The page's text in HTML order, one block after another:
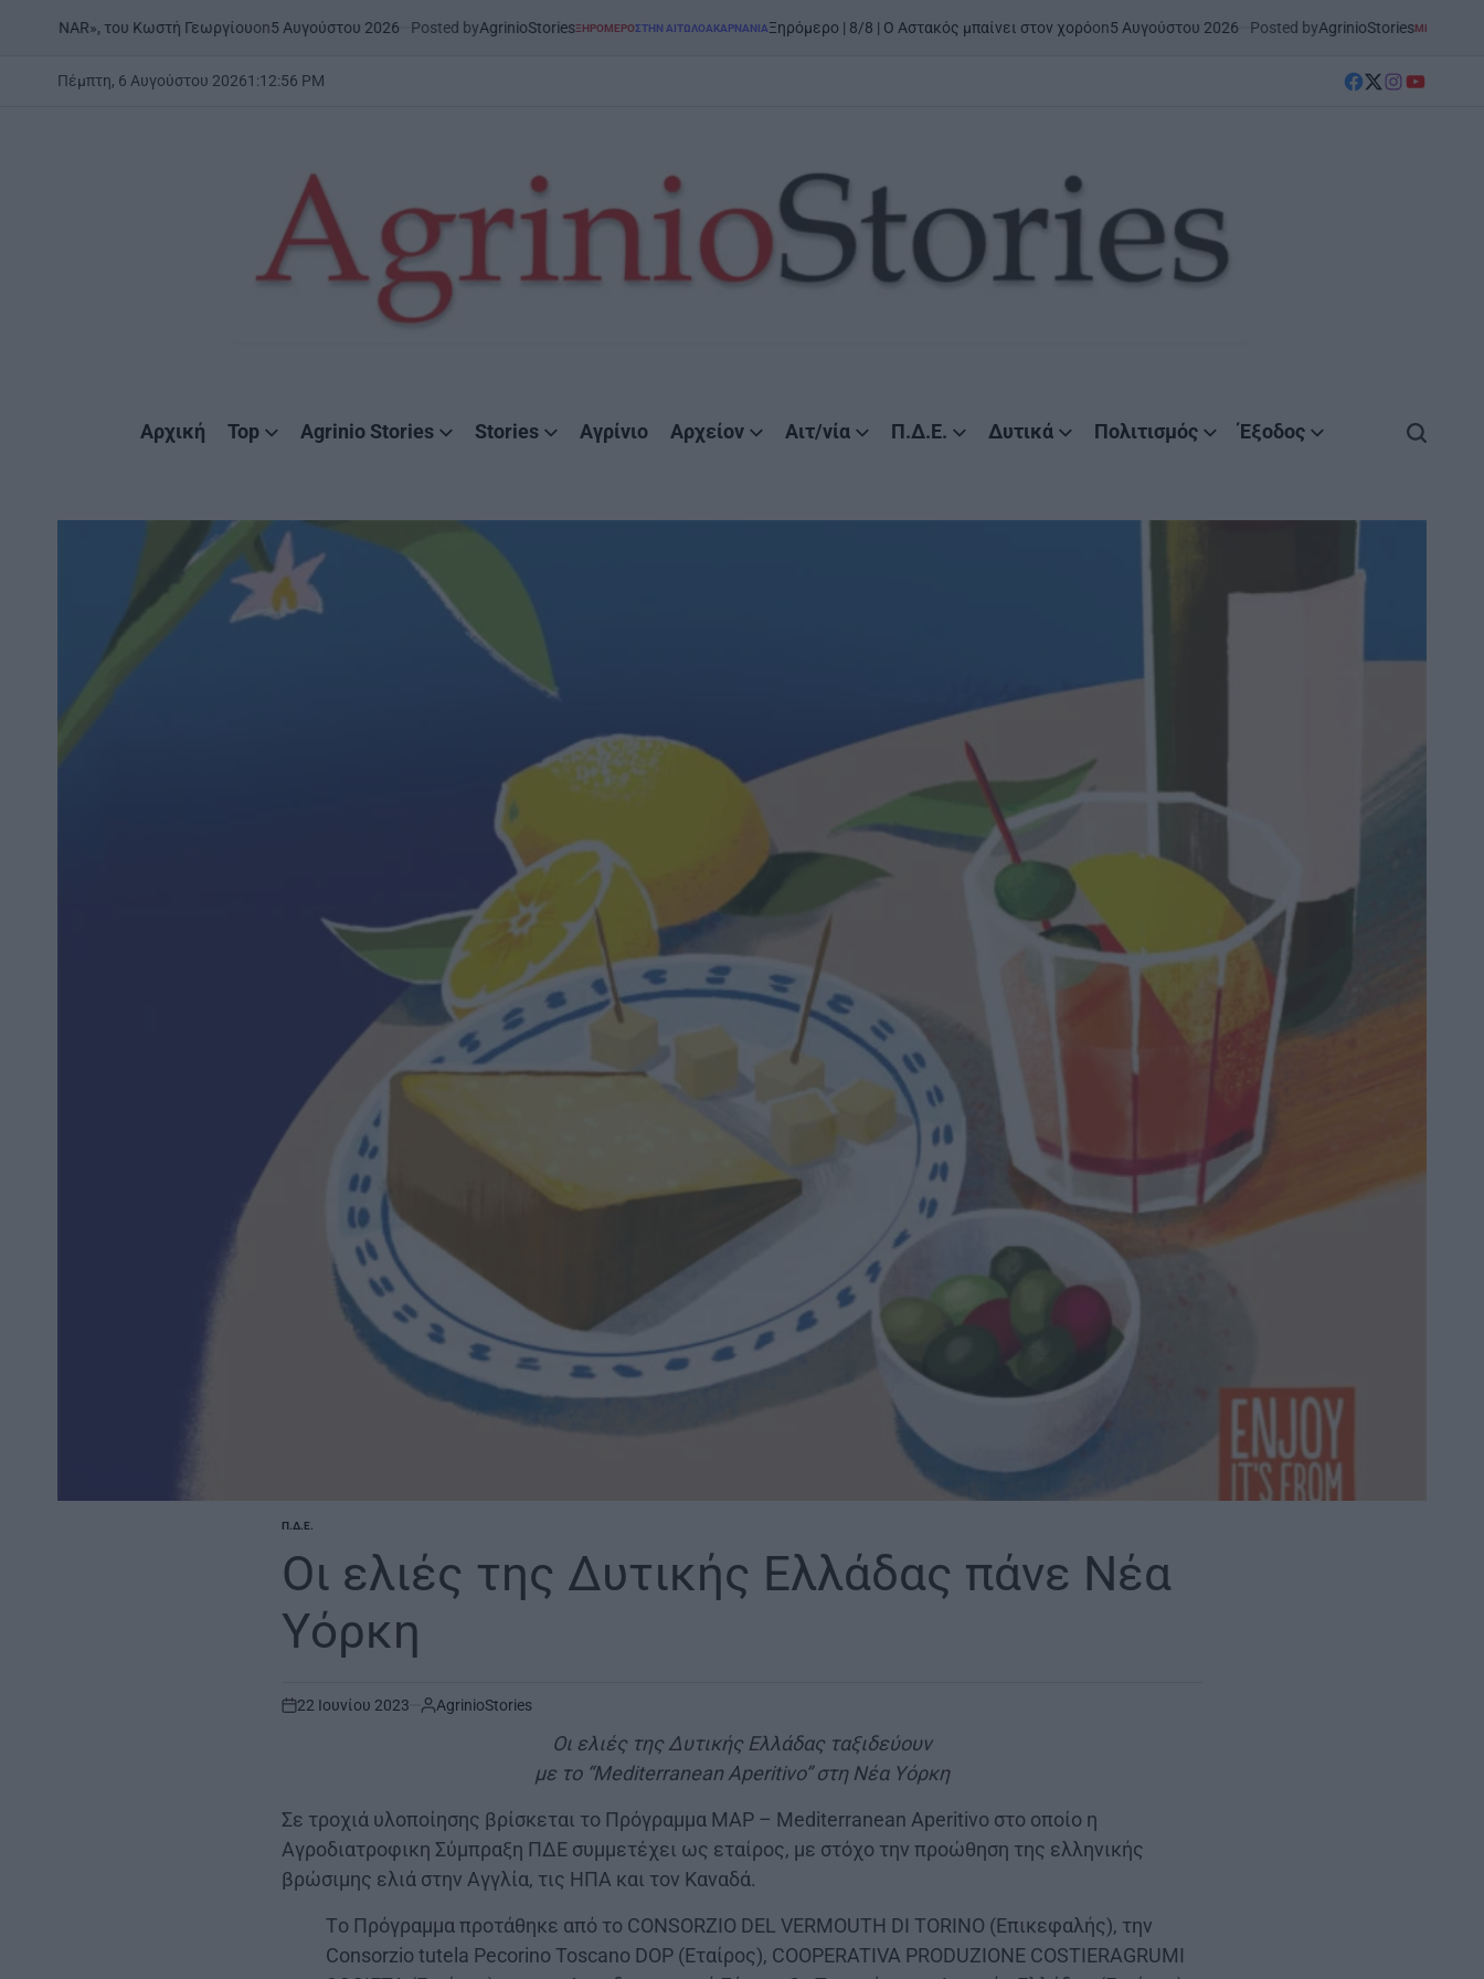
Κωστή Γεωργίουon5 Αυγούστου 2026 Posted by AgrinioStoriesPOSTED
ΞΗΡΟΜΕΡΟΣΤΗΝ ΑΙΤΩΛΟΑΚΑΡΝΑΝΊΑΞηρόμερο | 8/8 | Ο Αστακός μπαίνει στον χορόon5 Αυγούστου 2026 Posted by AgrinioStoriesPOSTED
ΜΕΣΟΛΌΓΓΙΣΤΗΝ
Πέμπτη, 6 Αυγούστου 20261 :12:57 PM
facebook
Twitter
instagram
YouTube
Αρχική Top Agrinio Stories Stories Αγρίνιο Αρχείον Αιτ/νία Π.Δ.Ε. Δυτικά Πολιτισμός Έξοδος
POSTED
Π.Δ.Ε.
Οι ελιές της Δυτικής Ελλάδας πάνε Νέα
Υόρκη
on
22 Ιουνίου 2023 AgrinioStories
Οι ελιές της Δυτικής Ελλάδας ταξιδεύουν
με το “Mediterranean Aperitivo” στη Νέα Υόρκη
Σε τροχιά υλοποίησης βρίσκεται το Πρόγραμμα ΜΑΡ – Mediterranean Aperitivo στο οποίο η
Αγροδιατροφικη Σύμπραξη ΠΔΕ συμμετέχει ως εταίρος, με στόχο την προώθηση της ελληνικής
βρώσιμης ελιά στην Αγγλία, τις ΗΠΑ και τον Καναδά.
Tο Πρόγραμμα προτάθηκε από το CONSORZIO DEL VERMOUTH DI TORINO (Επικεφαλής), την
Consorzio tutela Pecorino Toscano DOP (Εταίρος), COOPERATIVA PRODUZIONE COSTIERAGRUMI